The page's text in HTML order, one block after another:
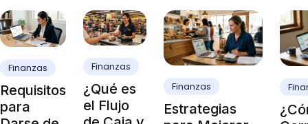
Finanzas
Requisitos
para
Finanzas
¿Qué es
el Flujo
Finanzas
Estrategias